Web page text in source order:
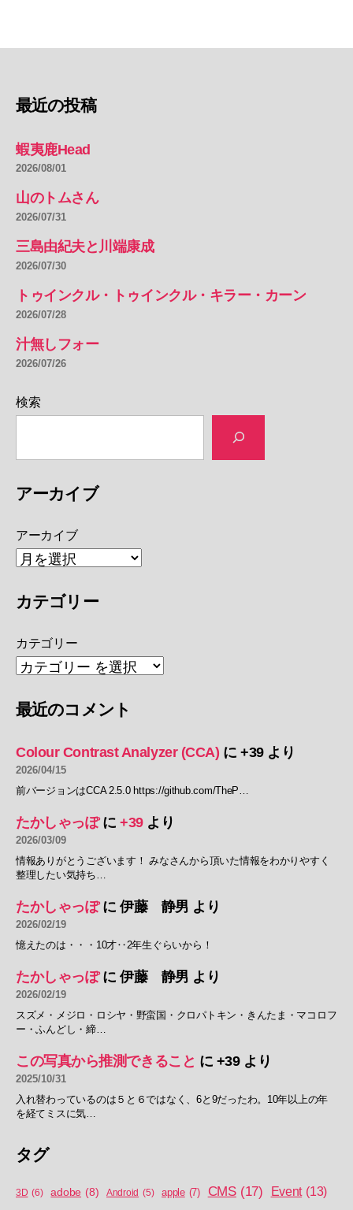
最近の投稿
蝦夷鹿Head
2026/08/01
山のトムさん
2026/07/31
三島由紀夫と川端康成
2026/07/30
トゥインクル・トゥインクル・キラー・カーン
2026/07/28
汁無しフォー
2026/07/26
検索
アーカイブ
アーカイブ
カテゴリー
カテゴリー
最近のコメント
Colour Contrast Analyzer (CCA) に+39より
2026/04/15
前バージョンはCCA 2.5.0 https://github.com/TheP…
たかしゃっぽに +39より
2026/03/09
情報ありがとうございます！ みなさんから頂いた情報をわかりやすく
整理したい気持ち…
たかしゃっぽに 伊藤 静男 より
2026/02/19
憶えたのは・・・10才‥2年生ぐらいから！
たかしゃっぽに 伊藤 静男 より
2026/02/19
スズメ・メジロ・ロシヤ・野蛮国・クロパトキン・きんたま・マコロフ
ー・ふんどし・締…
この写真から推測できること に +39より
2025/10/31
入れ替わっているのは５と６ではなく、6と9だったわ。10年以上の年
を経てミスに気…
タグ
3D (6) adobe (8) Android (5) apple (7) CMS (17) Event (13)